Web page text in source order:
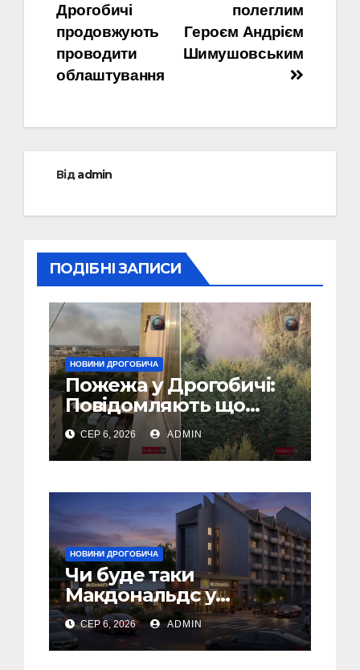
полеглим
Героєм Андрієм
Шимушовським
Дрогобичі
продовжують
проводити
облаштування
Відadmin
ПОДІБНІ ЗАПИСИ
НОВИНИ ДРОГОБИЧА
Пожежа у Дрогобичі:
Повідомляють що
горіло 5 гаражів
(Відео)
СЕР 6, 2026 ADMIN
НОВИНИ ДРОГОБИЧА
Чи буде таки
Макдональдс у
Дрогобичі? (Фото)
СЕР 6, 2026 ADMIN